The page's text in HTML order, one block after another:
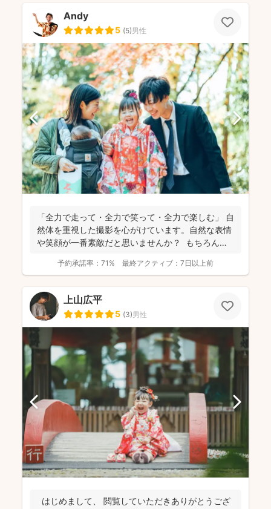
Andy
5 (5)男性
「全力で走って・全力で笑って・全力で楽しむ」 自
然体を重視した撮影を心がけています。自然な表情
や笑顔が一番素敵だと思いませんか？ もちろん、
予約承諾率： 71% 最終アクティブ： 7日以上前
上山広平
5 (3)男性
はじめまして、 閲覧していただきありがとうござ